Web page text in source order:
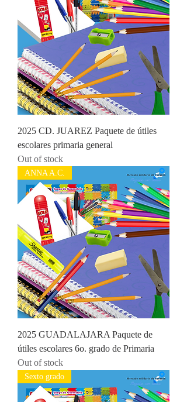
2025 CD. JUAREZ Paquete de útiles
escolares primaria general
Out of stock
ANNA A.C.
2025 GUADALAJARA Paquete de
útiles escolares 6o. grado de Primaria
Out of stock
Sexto grado